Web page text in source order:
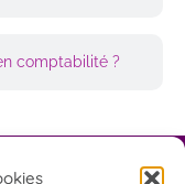
comptabilité ?